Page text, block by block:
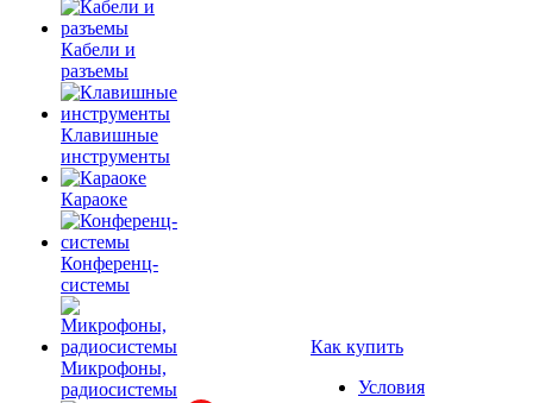
Кабели и
разъемы
Клавишные
инструменты
Караоке
Конференц-
системы
Микрофоны,
радиосистемы
Как купить
Условия